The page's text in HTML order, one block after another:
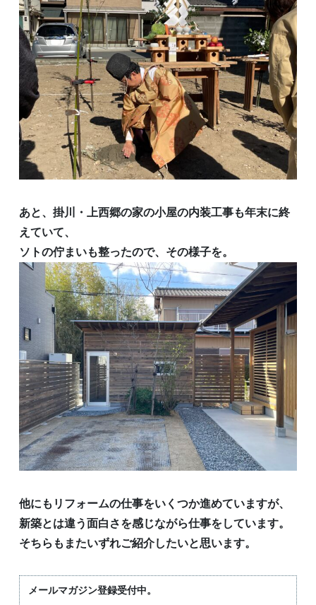
あと、掛川・上西郷の家の小屋の内装工事も年末に終
えていて、
ソトの佇まいも整ったので、その様子を。
他にもリフォームの仕事をいくつか進めていますが、
新築とは違う面白さを感じながら仕事をしています。
そちらもまたいずれご紹介したいと思います。
メールマガジン登録受付中。